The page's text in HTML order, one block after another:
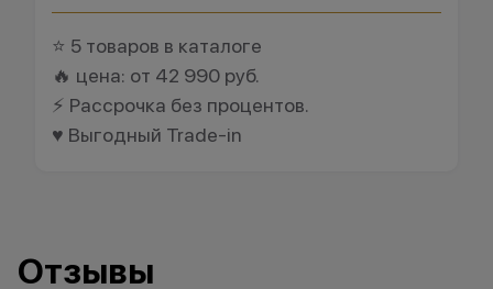
⭐ 5 товаров в каталоге
🔥 цена: от 42 990 руб.
⚡ Рассрочка без процентов.
♥️ Выгодный Trade-in
Отзывы